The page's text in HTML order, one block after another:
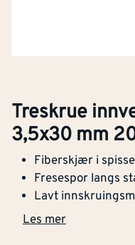
Treskrue
3,5x30 mm
Fiberskjær i
Fresespor langs
Lavt
Les mer